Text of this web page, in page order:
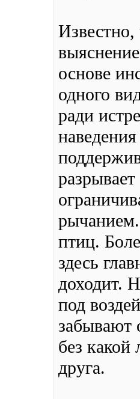
основе
одного
ради
птиц.
здесь
доходит.
под
забывают
без какой
друга.